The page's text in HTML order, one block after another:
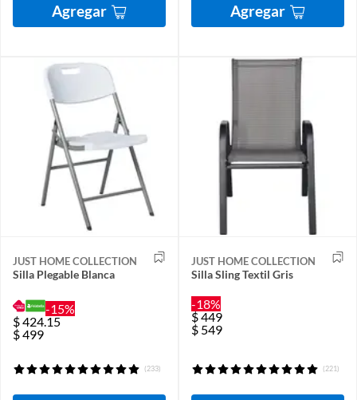
Agregar Agregar
JUST HOME COLLECTION
Silla Plegable Blanca
-15%
$424.15
$499
(233)
JUST HOME COLLECTION
Silla Sling Textil Gris
-18%
$449
$ 549
(221)